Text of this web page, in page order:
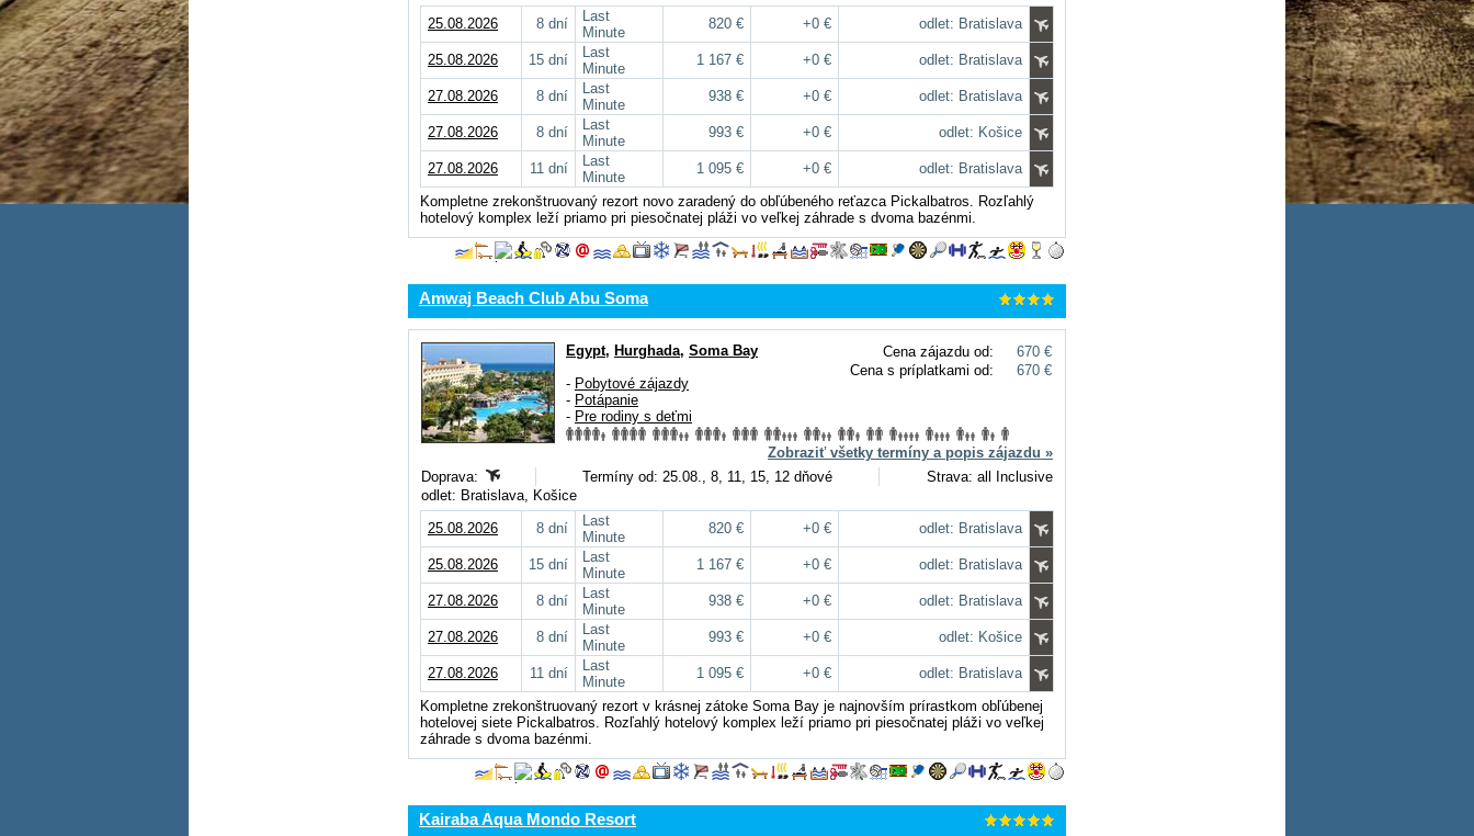
25.08.2026
8 dní
Last
Minute
820 € +0 € odlet: Bratislava
25.08.2026 15 dní
Last
Minute
1 167 € +0 € odlet: Bratislava
27.08.2026 8 dní
Last
Minute
938 € +0 € odlet: Bratislava
27.08.2026 8 dní
Last
Minute
993 € +0 € odlet: Košice
27.08.2026 11 dní
Last
Minute
1 095 € +0 €
odlet: Bratislava
Kompletne zrekonštruovaný rezort novo zaradený do obľúbeného reťazca Pickalbatros. Rozľahlý
hotelový komplex leží priamo pri piesočnatej pláži vo veľkej záhrade s dvoma bazénmi.
Amwaj Beach Club Abu Soma
Cena zájazdu od:
670 €
Cena s príplatkami od:
670 €
Egypt, Hurghada, Soma Bay
- Pobytové zájazdy
- Potápanie
- Pre rodiny s deťmi
Zobraziť všetky termíny a popis zájazdu »
Doprava:
Termíny od: 25.08., 8, 11, 15, 12 dňové
Strava: all Inclusive
odlet: Bratislava, Košice
25.08.2026
8 dní
Last
Minute
820 € +0 € odlet: Bratislava
25.08.2026 15 dní
Last
Minute
1 167 € +0 € odlet: Bratislava
27.08.2026 8 dní
Last
Minute
938 € +0 € odlet: Bratislava
27.08.2026 8 dní
Last
Minute
993 € +0 € odlet: Košice
27.08.2026 11 dní
Last
Minute
1 095 € +0 €
odlet: Bratislava
Kompletne zrekonštruovaný rezort v krásnej zátoke Soma Bay je najnovším prírastkom obľúbenej
hotelovej siete Pickalbatros. Rozľahlý hotelový komplex leží priamo pri piesočnatej pláži vo veľkej
záhrade s dvoma bazénmi.
Kairaba Aqua Mondo Resort